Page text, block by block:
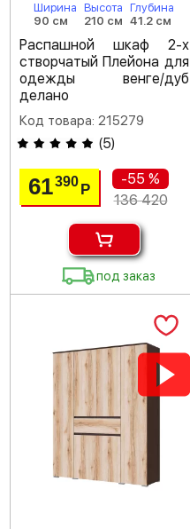
Ширина
90 см
Высота
210 см
Глубина
41.2 см
Распашной шкаф 2-х
створчатый Плейона для
одежды венге/дуб
делано
Код товара: 215279
(5)
61390Р
-55 %
136 420
под заказ